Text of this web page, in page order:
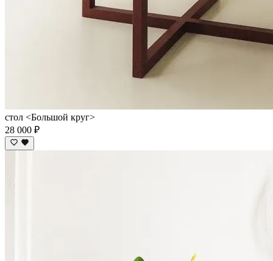
стол <Большой круг>
28 000 ₽